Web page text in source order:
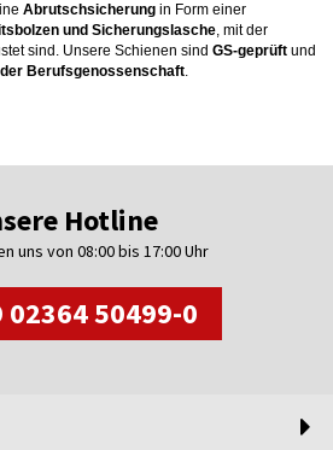
Abrutschsicherung in Form einer
und Sicherungslasche, mit der
sind. Unsere Schienen sind GS-geprüft und
Berufsgenossenschaft.
Hotline
uns von 08:00 bis 17:00 Uhr
02364 50499-0